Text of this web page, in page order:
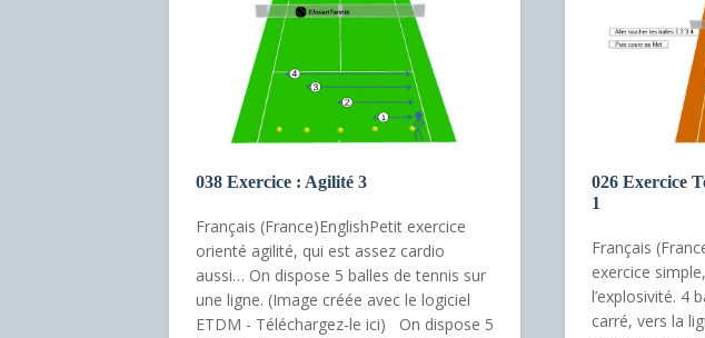
038 Exercice : Agilité 3
Français (France)EnglishPetit exercice
orienté agilité, qui est assez cardio
aussi… On dispose 5 balles de tennis sur
une ligne. (Image créée avec le logiciel
ETDM - Téléchargez-le ici) On dispose 5
026 Exercice
1
Français
exercice
l’explosivité. 4
carré, vers la